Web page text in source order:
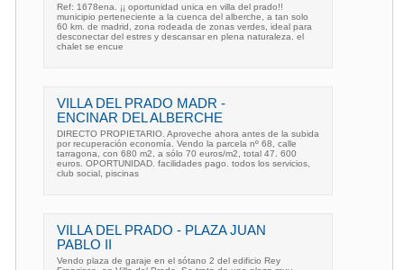
Ref: 1678ena. ¡¡ oportunidad unica en villa del prado!!
municipio perteneciente a la cuenca del alberche, a tan solo
60 km. de madrid, zona rodeada de zonas verdes, ideal para
desconectar del estres y descansar en plena naturaleza. el
chalet se encue
VILLA DEL PRADO MADR -
ENCINAR DEL ALBERCHE
DIRECTO PROPIETARIO. Aproveche ahora antes de la subida
por recuperación economía. Vendo la parcela nº 68, calle
tarragona, con 680 m2, a sólo 70 euros/m2, total 47. 600
euros. OPORTUNIDAD. facilidades pago. todos los servicios,
club social, piscinas
VILLA DEL PRADO - PLAZA JUAN
PABLO II
Vendo plaza de garaje en el sótano 2 del edificio Rey